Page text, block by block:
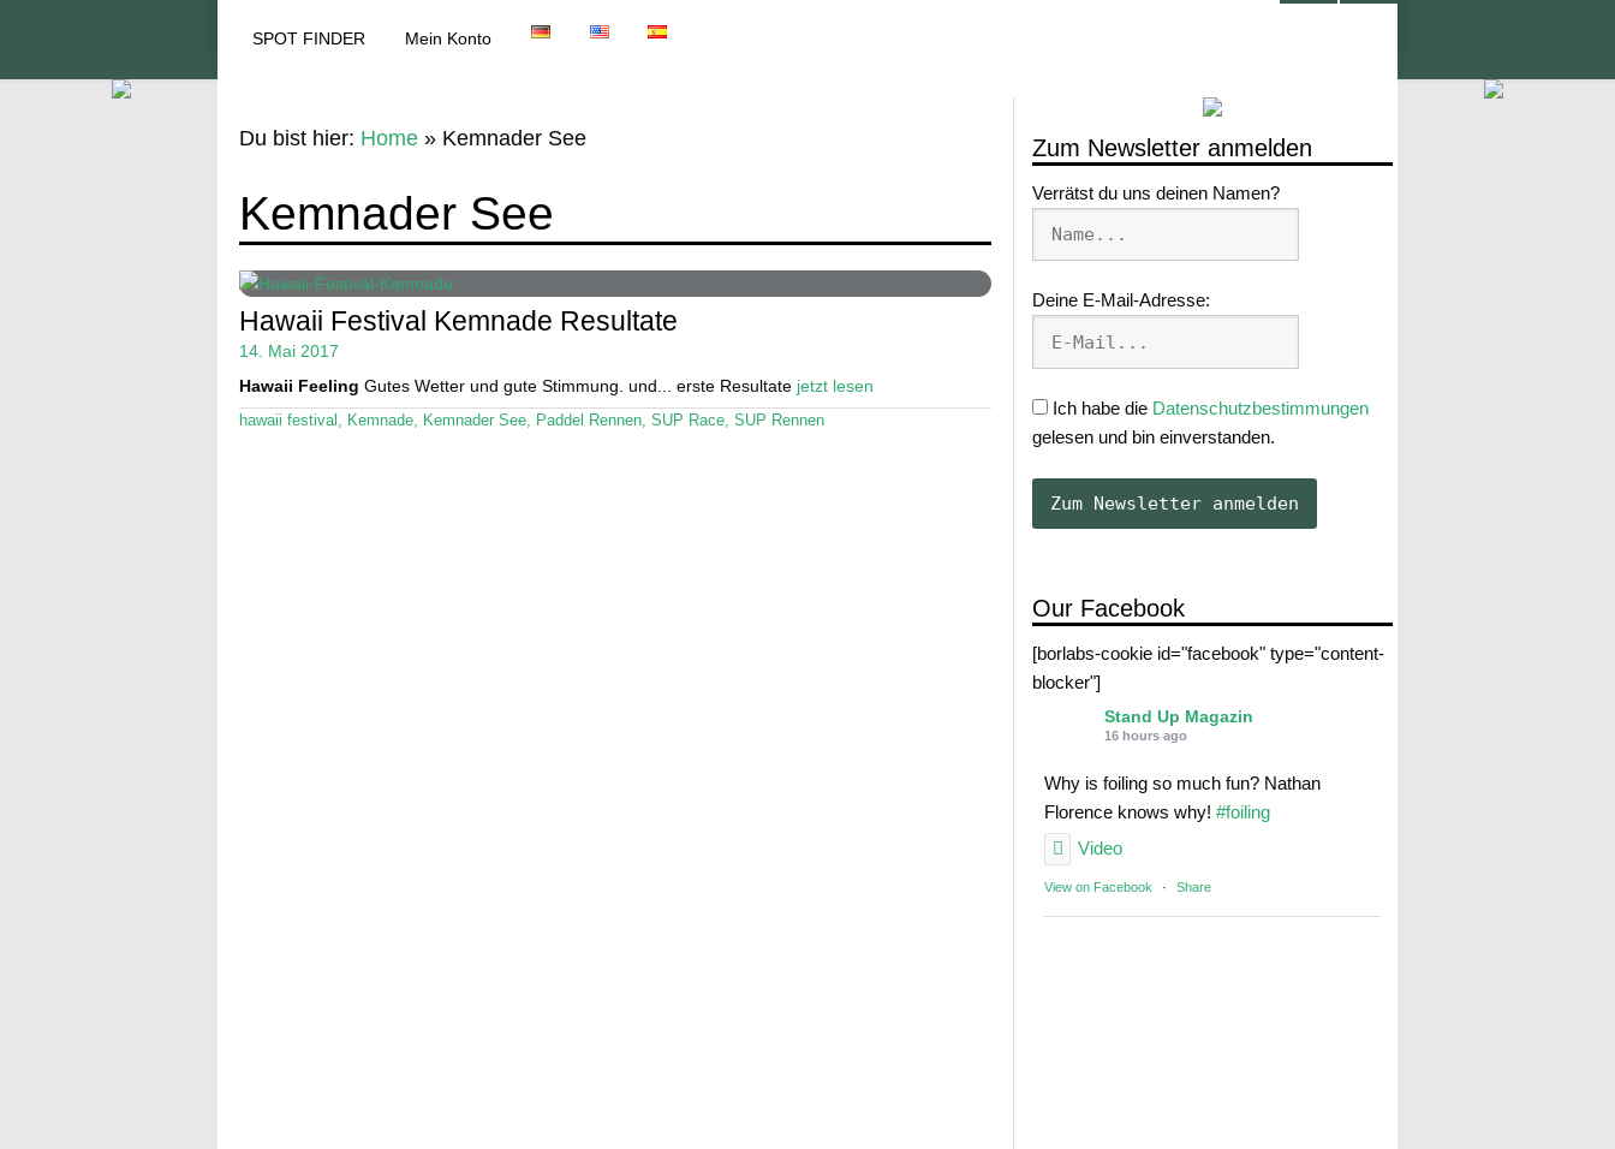
SPOT FINDER Mein Konto
Zum Newsletter anmelden
Verrätst du uns deinen Namen?
Deine E-Mail-Adresse:
Ich habe die Datenschutzbestimmungen
gelesen und bin einverstanden.
Our Facebook
[borlabs-cookie id="facebook" type="content-
blocker"]
Stand Up Magazin
16 hours ago
Why is foiling so much fun? Nathan
Florence knows why! #foiling
Video
View on Facebook · Share
Du bist hier: Home» Kemnader See
Kemnader See
Hawaii Festival Kemnade Resultate
14. Mai 2017
Hawaii Feeling Gutes Wetter und gute Stimmung. und... erste Resultate jetzt lesen
hawaii festival , Kemnade, Kemnader See, Paddel Rennen, SUP Race, SUP Rennen